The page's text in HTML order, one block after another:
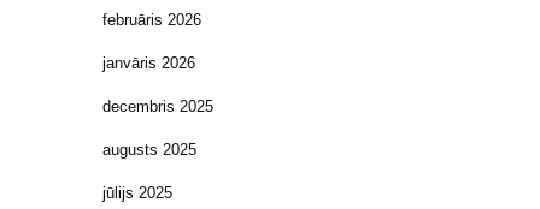
februāris 2026
janvāris 2026
decembris 2025
augusts 2025
jūlijs 2025